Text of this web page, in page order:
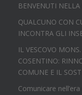
BENVENUTI
QUALCUNO CON
INCONTRA GLI
IL VESCOVO
COSENTINO:
COMUNE E IL
Comunicare